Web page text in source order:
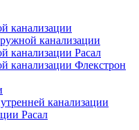
канализации
канализации
канализации Расал
канализации Флекстрон
канализации
Расал